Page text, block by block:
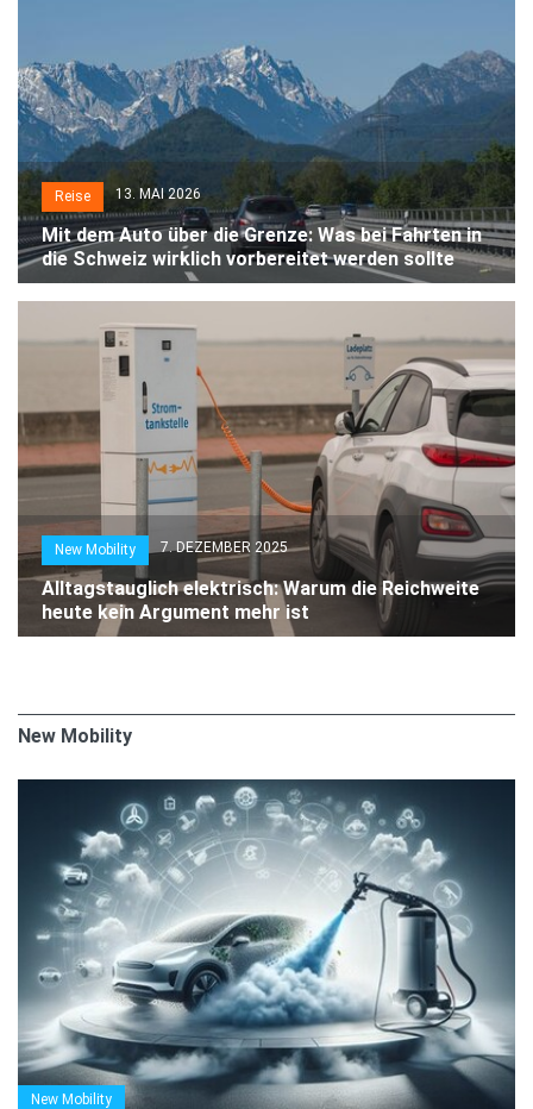
Reise 13. MAI 2026
Mit dem Auto über die Grenze: Was bei Fahrten in
die Schweiz wirklich vorbereitet werden sollte
New Mobility 7. DEZEMBER 2025
Alltagstauglich elektrisch: Warum die Reichweite
heute kein Argument mehr ist
New Mobility
New Mobility